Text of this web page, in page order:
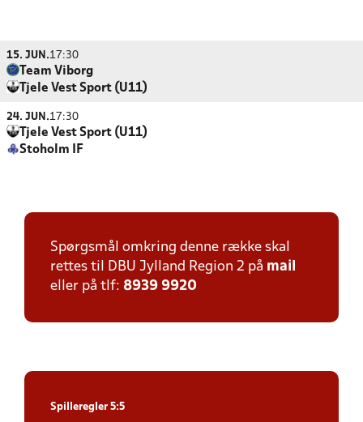
15. JUN.17:30
Team Viborg
Tjele Vest Sport (U11)
24. JUN.17:30
Tjele Vest Sport (U11)
Stoholm IF
Spørgsmål omkring denne række skal
rettes til DBU Jylland Region 2 på mail
eller på tlf: 8939 9920
Spilleregler 5:5